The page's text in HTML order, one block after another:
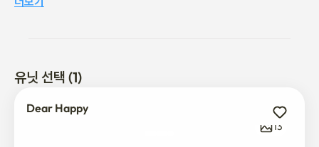
화이트 + 우드 톤 인테리어로 따뜻한 감성이 가득한 공간! 🏡
빔 프로젝터도! 🎬
유닛 선택 (1)
Dear Happy
13